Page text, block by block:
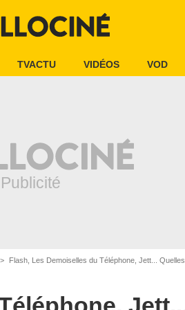
TVACTU VIDÉOS VOD
Flash, Les Demoiselles du Téléphone, Jett...